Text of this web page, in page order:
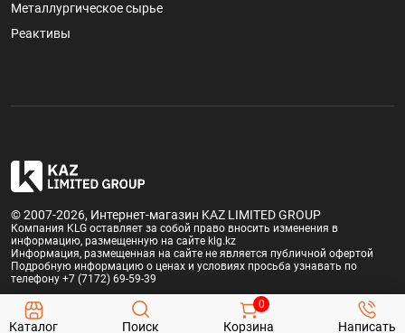
Металлургическое сырье
Реактивы
© 2007-2026, Интернет-магазин KAZ LIMITED GROUP
Компания KLG оставляет за собой право вносить изменения в
информацию, размещенную на сайте klg.kz
Информация, размещенная на сайте не является публичной офертой
Подробную информацию о ценах и условиях просьба узнавать по
телефону +7 (7172) 69-59-39
Каталог Поиск Корзина
0
Написать